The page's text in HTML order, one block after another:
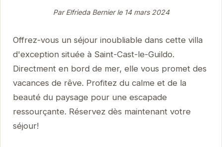
Par Elfrieda Bernier le 14 mars 2024
Offrez-vous un séjour inoubliable dans cette villa
d'exception située à Saint-Cast-le-Guildo.
Directment en bord de mer, elle vous promet des
vacances de rêve. Profitez du calme et de la
beauté du paysage pour une escapade
ressourçante. Réservez dès maintenant votre
séjour!